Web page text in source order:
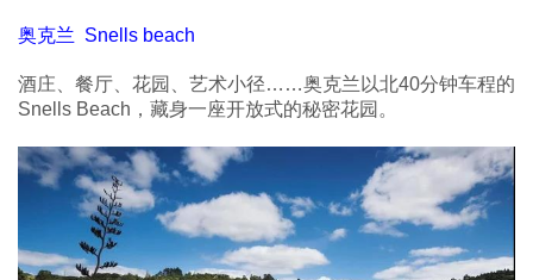
奥克兰 Snells beach
酒庄、餐厅、花园、艺术小径……奥克兰以北40分钟车程的
Snells Beach，藏身一座开放式的秘密花园。